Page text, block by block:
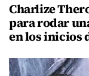
Charlize
para rodar
en los inicios